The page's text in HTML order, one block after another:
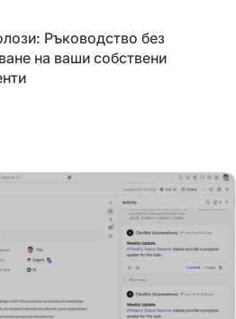
Ръководство без
на ваши собствени